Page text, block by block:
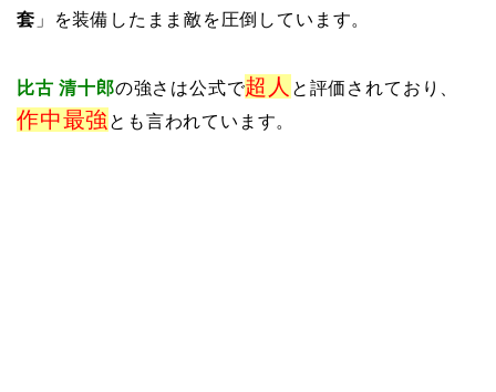
套 」を装備したまま敵を圧倒しています。
比古 清十郎の強さは公式で超人 と評価されており、
作中最強 とも言われています。